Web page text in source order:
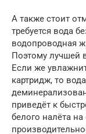
А также стоит
требуется вода
водопроводная
Поэтому лучшей
Если же
картридж, то
приведёт к
белого налёта